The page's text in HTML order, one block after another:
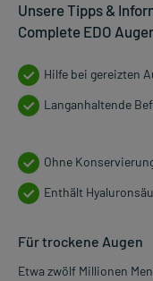
Unsere Tipps &
Complete EDO
Hilfe bei gereizten
Langanhaltende
Ohne
Enthält
Für trockene Augen
Etwa zwölf Millionen